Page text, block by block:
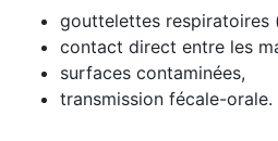
gouttelettes respiratoires
contact direct entre les
surfaces contaminées,
transmission fécale-orale.